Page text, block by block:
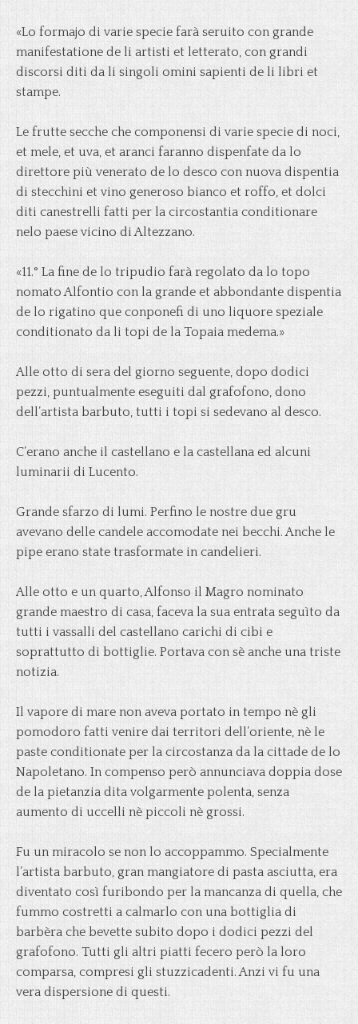
«Lo formajo di varie specie farà seruito con grande
manifestatione de li artisti et letterato, con grandi
discorsi diti da li singoli omini sapienti de li libri et
stampe.
Le frutte secche che componensi di varie specie di noci,
et mele, et uva, et aranci faranno dispenfate da lo
direttore più venerato de lo desco con nuova dispentia
di stecchini et vino generoso bianco et roffo, et dolci
diti canestrelli fatti per la circostantia conditionare
nelo paese vicino di Altezzano.
«11.° La fine de lo tripudio farà regolato da lo topo
nomato Alfontio con la grande et abbondante dispentia
de lo rigatino que conponefi di uno liquore speziale
conditionato da li topi de la Topaia medema.»
Alle otto di sera del giorno seguente, dopo dodici
pezzi, puntualmente eseguiti dal grafofono, dono
dell’artista barbuto, tutti i topi si sedevano al desco.
C’erano anche il castellano e la castellana ed alcuni
luminarii di Lucento.
Grande sfarzo di lumi. Perfino le nostre due gru
avevano delle candele accomodate nei becchi. Anche le
pipe erano state trasformate in candelieri.
Alle otto e un quarto, Alfonso il Magro nominato
grande maestro di casa, faceva la sua entrata seguìto da
tutti i vassalli del castellano carichi di cibi e
soprattutto di bottiglie. Portava con sè anche una triste
notizia.
Il vapore di mare non aveva portato in tempo nè gli
pomodoro fatti venire dai territori dell’oriente, nè le
paste conditionate per la circostanza da la cittade de lo
Napoletano. In compenso però annunciava doppia dose
de la pietanzia dita volgarmente polenta, senza
aumento di uccelli nè piccoli nè grossi.
Fu un miracolo se non lo accoppammo. Specialmente
l’artista barbuto, gran mangiatore di pasta asciutta, era
diventato così furibondo per la mancanza di quella, che
fummo costretti a calmarlo con una bottiglia di
barbèra che bevette subito dopo i dodici pezzi del
grafofono. Tutti gli altri piatti fecero però la loro
comparsa, compresi gli stuzzicadenti. Anzi vi fu una
vera dispersione di questi.